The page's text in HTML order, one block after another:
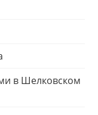
в Шелковском